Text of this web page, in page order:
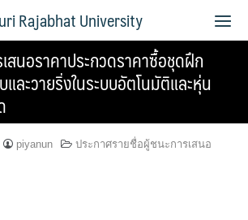
Rajabhat University
สนอราคาประกวดราคาซื้อชุดฝึก
ละวายริ่งในระบบอัตโนมัติและหุ่น
piyanun
ประกาศรายชื่อผู้ชนะการเสนอ